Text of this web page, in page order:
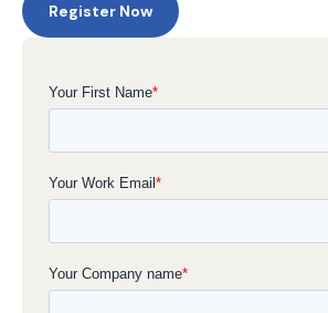
Register Now